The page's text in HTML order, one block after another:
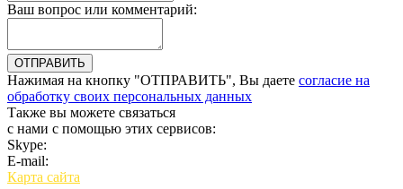
Ваш вопрос или комментарий:
Нажимая на кнопку "ОТПРАВИТЬ", Вы даете согласие на
обработку своих персональных данных
Также вы можете связаться
с нами с помощью этих сервисов:
Skype:
E-mail:
Карта сайта